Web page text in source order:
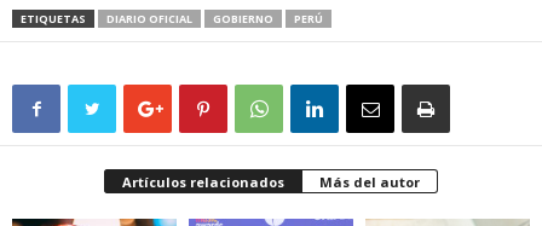
ETIQUETAS DIARIO OFICIAL GOBIERNO PERÚ
Artículos relacionados Más del autor